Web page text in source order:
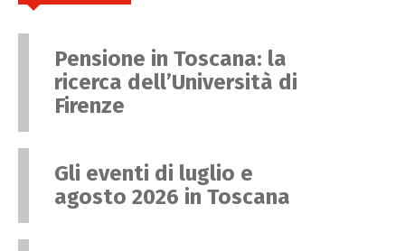
Pensione in Toscana: la
ricerca dell’Università di
Firenze
Gli eventi di luglio e
agosto 2026 in Toscana